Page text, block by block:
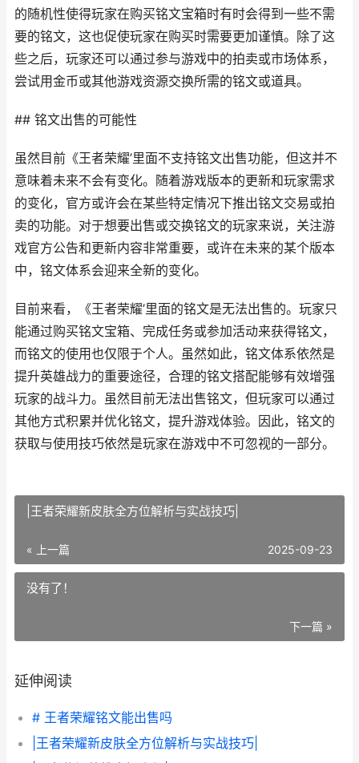
的随机性使得玩家在购买铭文宝箱时有时会得到一些不需
要的铭文，这也促使玩家在购买时需要更加谨慎。除了这
些之后，玩家还可以通过参与游戏中的拍卖或市场体系，
尝试用金币或其他游戏资源交换所需的铭文或道具。
## 铭文出售的可能性
虽然目前《王者荣耀’里面不支持铭文出售功能，但这并不
意味着未来不会有变化。随着游戏版本的更新和玩家需求
的变化，官方或许会在某些特定情况下推出铭文交易或拍
卖的功能。对于想要出售或交换铭文的玩家来说，关注游
戏官方公告和更新内容非常重要，或许在未来的某个版本
中，铭文体系会迎来全新的变化。
目前来看，《王者荣耀’里面的铭文是无法出售的。玩家只
能通过购买铭文宝箱、完成任务或参加活动来获得铭文，
而铭文的使用也仅限于个人。虽然如此，铭文体系依然是
提升英雄战力的重要途径，合理的铭文搭配能够有效增强
玩家的战斗力。虽然目前无法出售铭文，但玩家可以通过
其他方式积累并优化铭文，提升游戏体验。因此，铭文的
获取与使用技巧依然是玩家在游戏中不可忽视的一部分。
|王者荣耀新皮肤全方位解析与实战技巧|
« 上一篇 2025-09-23
没有了！
下一篇 »
延伸阅读
# 王者荣耀铭文能出售吗
|王者荣耀新皮肤全方位解析与实战技巧|